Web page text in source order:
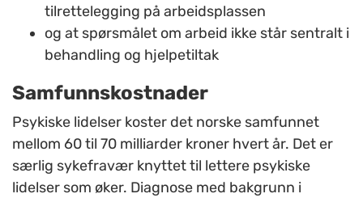
tilrettelegging på arbeidsplassen
og at spørsmålet om arbeid ikke står sentralt i
behandling og hjelpetiltak
Samfunnskostnader
Psykiske lidelser koster det norske samfunnet
mellom 60 til 70 milliarder kroner hvert år. Det er
særlig sykefravær knyttet til lettere psykiske
lidelser som øker. Diagnose med bakgrunn i